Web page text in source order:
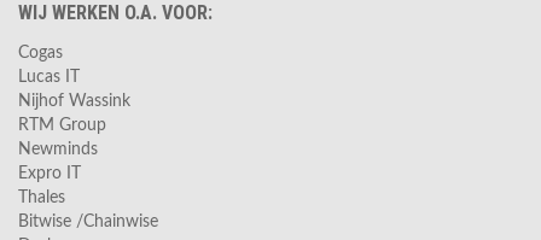
WIJ WERKEN O.A. VOOR:
Cogas
Lucas IT
Nijhof Wassink
RTM Group
Newminds
Expro IT
Thales
Bitwise /Chainwise